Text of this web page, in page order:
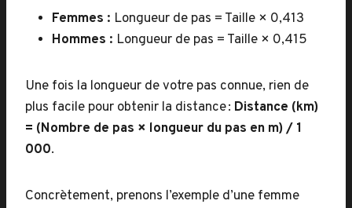
Femmes : Longueur de pas = Taille × 0,413
Hommes : Longueur de pas = Taille × 0,415
Une fois la longueur de votre pas connue, rien de
plus facile pour obtenir la distance : Distance (km)
= (Nombre de pas × longueur du pas en m) / 1
000.
Concrètement, prenons l’exemple d’une femme